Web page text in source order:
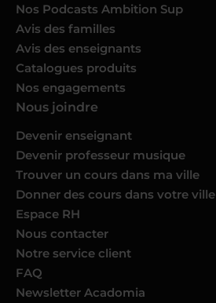
Nos Podcasts Ambition Sup
Avis des familles
Avis des enseignants
Catalogues produits
Nos engagements
Nous joindre
Devenir enseignant
Devenir professeur musique
Trouver un cours dans ma ville
Donner des cours dans votre ville
Espace RH
Nous contacter
Notre service client
FAQ
Newsletter Acadomia